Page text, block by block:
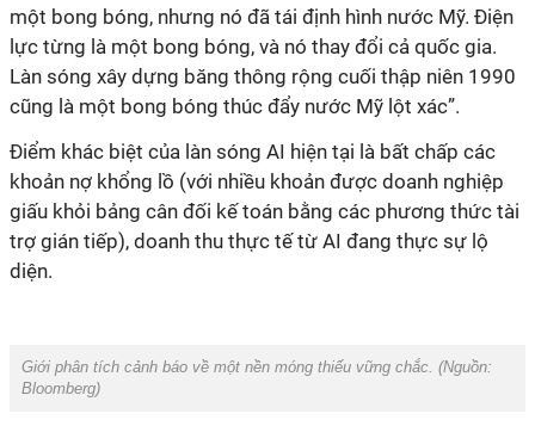
một bong bóng, nhưng nó đã tái định hình nước Mỹ. Điện
lực từng là một bong bóng, và nó thay đổi cả quốc gia.
Làn sóng xây dựng băng thông rộng cuối thập niên 1990
cũng là một bong bóng thúc đẩy nước Mỹ lột xác”.
Điểm khác biệt của làn sóng AI hiện tại là bất chấp các
khoản nợ khổng lồ (với nhiều khoản được doanh nghiệp
giấu khỏi bảng cân đối kế toán bằng các phương thức tài
trợ gián tiếp), doanh thu thực tế từ AI đang thực sự lộ
diện.
Giới phân tích cảnh báo về một nền móng thiếu vững chắc. (Nguồn:
Bloomberg)